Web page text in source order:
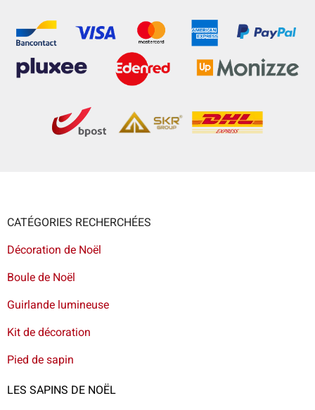
CATÉGORIES RECHERCHÉES
Décoration de Noël
Boule de Noël
Guirlande lumineuse
Kit de décoration
Pied de sapin
LES SAPINS DE NOËL